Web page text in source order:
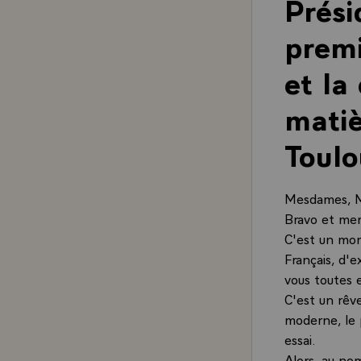
et la
Mesdames,
Bravo et
C'est un
Français,
vous toutes
C'est un
moderne,
essai.